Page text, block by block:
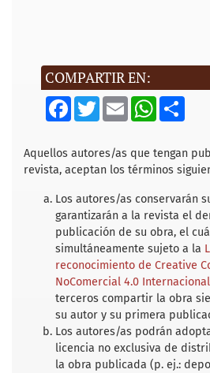
COMPARTIR EN:
F
a
b
o
o
T
w
t
e
r
E
m
l
W
s
A
p
S
e
Aquellos autores/as que tengan
revista, aceptan los términos
Los autores/as conservarán
garantizarán a la revista el
publicación de su obra, el
simultáneamente sujeto a la
reconocimiento de Creative
NoComercial 4.0 Internacional
terceros compartir la obra
su autor y su primera
Los autores/as podrán
licencia no exclusiva de
la obra publicada (p. ej.: